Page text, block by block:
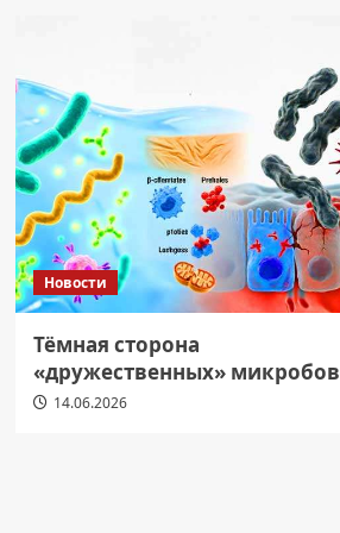
Новости
Тёмная сторона
«дружественных» микробов
14.06.2026